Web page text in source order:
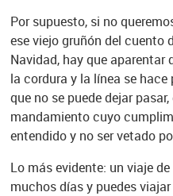
Por supuesto, si no
ese viejo gruñón del cuento
Navidad, hay que aparentar
la cordura y la línea se
que no se puede dejar
mandamiento cuyo
entendido y no ser vetado
Lo más evidente: un viaje
muchos días y puedes